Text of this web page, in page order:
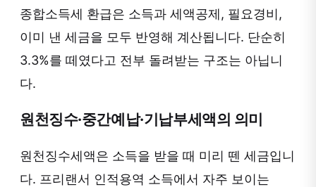
종합소득세 환급은 소득과 세액공제, 필요경비,
이미 낸 세금을 모두 반영해 계산됩니다. 단순히
3.3%를 떼였다고 전부 돌려받는 구조는 아닙니
다.
원천징수·중간예납·기납부세액의 의미
원천징수세액은 소득을 받을 때 미리 뗀 세금입니
다. 프리랜서 인적용역 소득에서 자주 보이는